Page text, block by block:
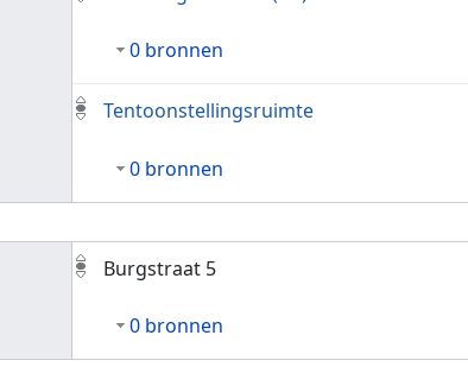
0 bronnen
Tentoonstellingsruimte
0 bronnen
Burgstraat 5
0 bronnen